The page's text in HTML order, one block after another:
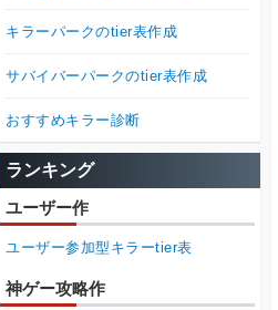
キラーパークのtier表作成
サバイバーパークのtier表作成
おすすめキラー診断
ランキング
ユーザー作
ユーザー参加型キラーtier表
神ゲー攻略作